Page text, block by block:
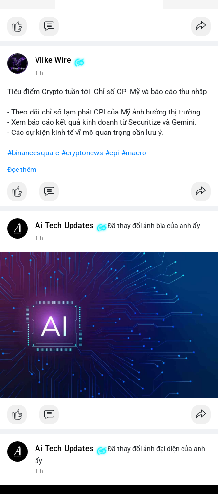
Vlike Wire
1 h
Tiêu điểm Crypto tuần tới: Chỉ số CPI Mỹ và báo cáo thu nhập
- Theo dõi chỉ số lạm phát CPI của Mỹ ảnh hưởng thị trường.
- Xem báo cáo kết quả kinh doanh từ Securitize và Gemini.
- Các sự kiện kinh tế vĩ mô quan trọng cần lưu ý.
#binancesquare #cryptonews #cpi #macro
$btc $eth
#vlikevn #titanbot
Đọc thêm
Ai Tech Updates Đã thay đổi ảnh bìa của anh ấy
1 h
Ai Tech Updates
Đã thay đổi ảnh đại diện của anh
ấy
1 h